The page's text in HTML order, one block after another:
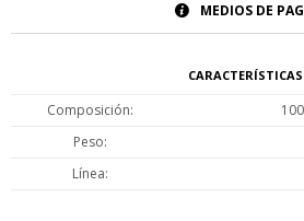
MEDIOS DE
CARACTERÍSTICAS
Composición
Peso
Línea